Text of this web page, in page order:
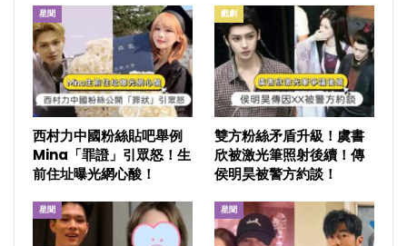
星聞
西村力中國粉絲貼吧舉例
Mina「罪證」引眾怒！生
前住址曝光網心酸！
戲劇
雙方粉絲矛盾升級！虞書
欣被激光筆照射後續！傳
侯明昊被警方約談！
星聞 星聞